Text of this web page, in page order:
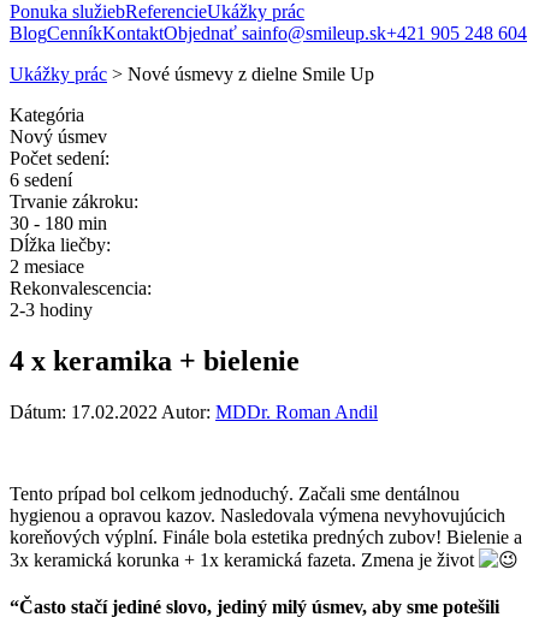
Ponuka služiebReferencieUkážky prác
BlogCenníkKontaktObjednať sainfo@smileup.sk+421 905 248 604
Ukážky prác > Nové úsmevy z dielne Smile Up
Kategória
Nový úsmev
Počet sedení:
6 sedení
Trvanie zákroku:
30 - 180 min
Dĺžka liečby:
2 mesiace
Rekonvalescencia:
2-3 hodiny
4 x keramika + bielenie
Dátum: 17.02.2022 Autor: MDDr. Roman Andil
Tento prípad bol celkom jednoduchý. Začali sme dentálnou
hygienou a opravou kazov. Nasledovala výmena nevyhovujúcich
koreňových výplní. Finále bola estetika predných zubov! Bielenie a
3x keramická korunka + 1x keramická fazeta. Zmena je život
“Často stačí jediné slovo, jediný milý úsmev, aby sme potešili